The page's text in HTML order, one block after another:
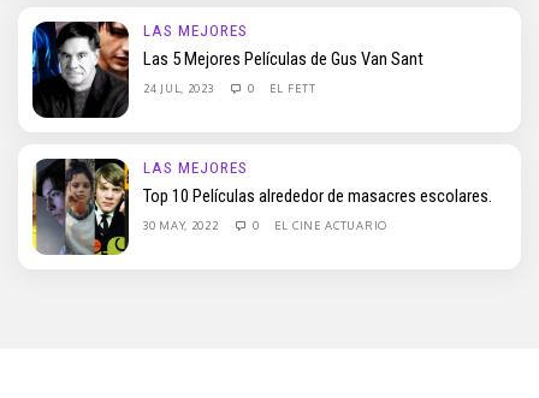
LAS MEJORES
Las 5 Mejores Películas de Gus Van Sant
24 JUL, 2023 0 EL FETT
LAS MEJORES
Top 10 Películas alrededor de masacres escolares.
30 MAY, 2022 0 EL CINE ACTUARIO